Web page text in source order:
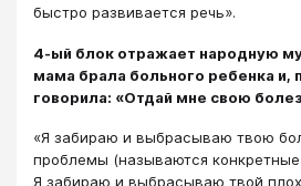
быстро развивается речь».
4-ый блок отражает народную
мама брала больного ребенка и,
говорила: «Отдай мне свою
«Я забираю и выбрасываю твою
проблемы (называются
Я забираю и выбрасываю твой